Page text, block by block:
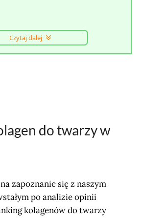
Czytaj dalej
do twarzy w
zapoznanie się z naszym
po analizie opinii
kolagenów do twarzy